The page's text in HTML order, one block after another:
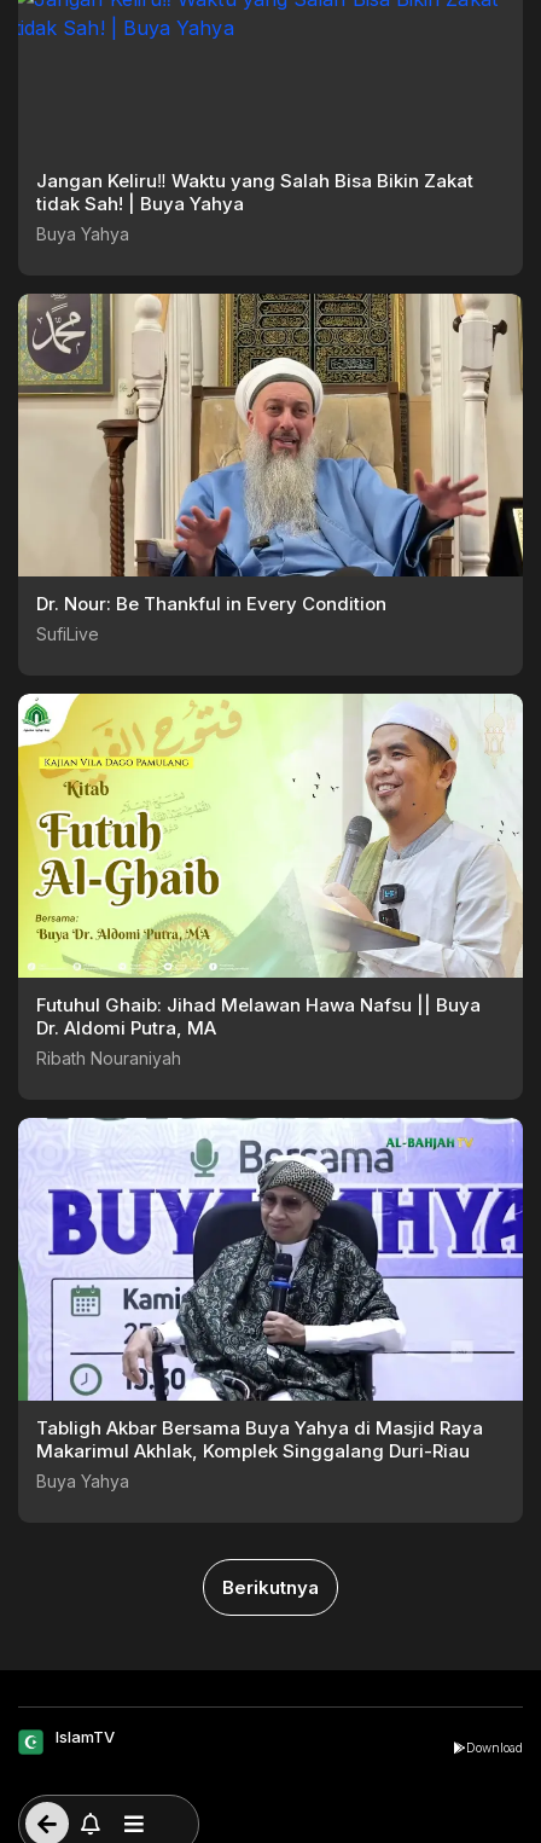
Jangan Keliru‼️ Waktu yang Salah Bisa Bikin Zakat
tidak Sah! | Buya Yahya
Buya Yahya
Dr. Nour: Be Thankful in Every Condition
SufiLive
Futuhul Ghaib: Jihad Melawan Hawa Nafsu || Buya
Dr. Aldomi Putra, MA
Ribath Nouraniyah
Tabligh Akbar Bersama Buya Yahya di Masjid Raya
Makarimul Akhlak, Komplek Singgalang Duri-Riau
Buya Yahya
Berikutnya
IslamTV
Download